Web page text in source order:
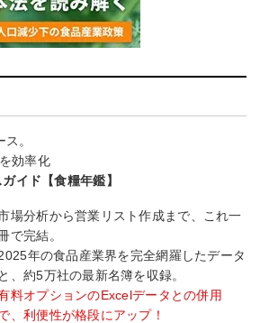
。
効率化
イド【食糧年鑑】
場分析から営業リスト作成まで、これ一
で完結。
年の食品産業界を完全網羅したデータ
と、約5万社の最新名簿を収録。
料オプションのExcelデータとの併用
、利便性が格段にアップ！